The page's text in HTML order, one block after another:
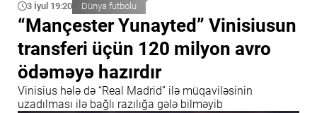
3 İyul 19:20 Dünya futbolu
“Mançester Yunayted” Vinisiusun
transferi üçün 120 milyon avro
ödəməyə hazırdır
Vinisius hələ də “Real Madrid” ilə müqaviləsinin
uzadılması ilə bağlı razılığa gələ bilməyib